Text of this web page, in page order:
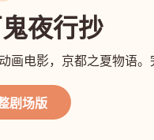
夜行抄
画电影，京都之夏物语。
剧场版